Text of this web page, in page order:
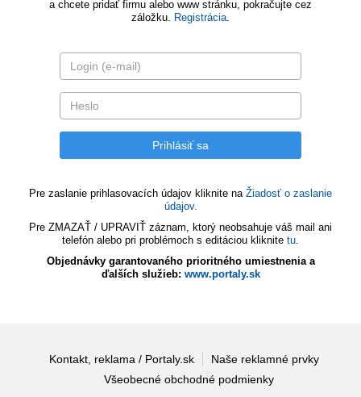
a chcete pridať firmu alebo www stránku, pokračujte cez
záložku. Registrácia.
Pre zaslanie prihlasovacích údajov kliknite na Žiadosť o zaslanie
údajov.
Pre ZMAZAŤ / UPRAVIŤ záznam, ktorý neobsahuje váš mail ani
telefón alebo pri problémoch s editáciou kliknite tu.
Objednávky garantovaného prioritného umiestnenia a
ďalších služieb: www.portaly.sk
Kontakt, reklama / Portaly.sk
Naše reklamné prvky
Všeobecné obchodné podmienky